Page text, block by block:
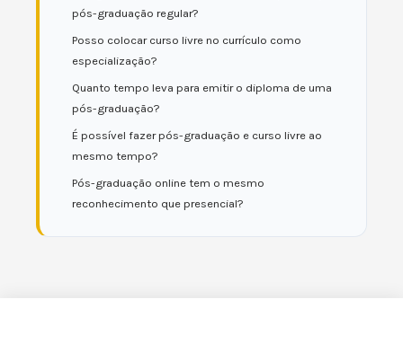
pós-graduação regular?
Posso colocar curso livre no currículo como
especialização?
Quanto tempo leva para emitir o diploma de uma
pós-graduação?
É possível fazer pós-graduação e curso livre ao
mesmo tempo?
Pós-graduação online tem o mesmo
reconhecimento que presencial?